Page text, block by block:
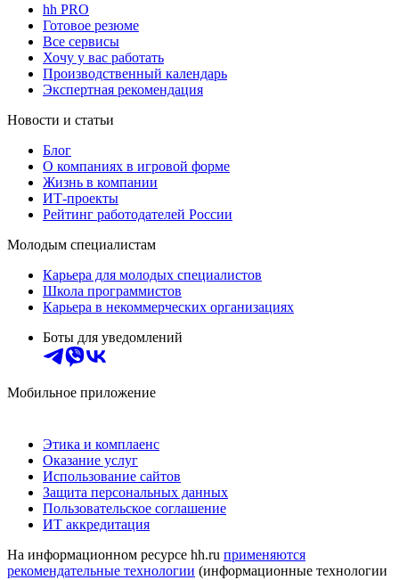
hh PRO
Готовое резюме
Все сервисы
Хочу у вас работать
Производственный календарь
Экспертная рекомендация
Новости и статьи
Блог
О компаниях в игровой форме
Жизнь в компании
ИТ-проекты
Рейтинг работодателей России
Молодым специалистам
Карьера для молодых специалистов
Школа программистов
Карьера в некоммерческих организациях
Боты для уведомлений
Мобильное приложение
Этика и комплаенс
Оказание услуг
Использование сайтов
Защита персональных данных
Пользовательское соглашение
ИТ аккредитация
На информационном ресурсе hh.ru применяются
рекомендательные технологии (информационные технологии